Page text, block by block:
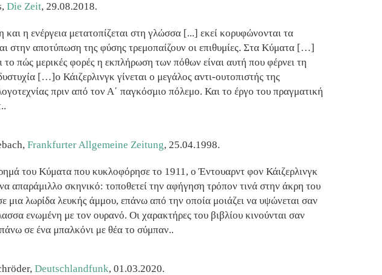
Die Zeit, 29.08.2018.
και η ενέργεια μετατοπίζεται στη γλώσσα [...] εκεί κορυφώνονται τα
στην αποτύπωση της φύσης τρεμοπαίζουν οι επιθυμίες. Στα Κύματα […]
το πώς μερικές φορές η εκπλήρωση των πόθων είναι αυτή που φέρνει τη
[…]ο Κάιζερλινγκ γίνεται ο μεγάλος αντι-ουτοπιστής της
πριν από τον Α΄ παγκόσμιο πόλεμο. Και το έργο του πραγματική
Frankfurter Allgemeine Zeitung, 25.04.1998.
του Κύματα που κυκλοφόρησε το 1911, ο Έντουαρντ φον Κάιζερλινγκ
απαράμιλλο σκηνικό: τοποθετεί την αφήγηση τρόπον τινά στην άκρη του
μια λωρίδα λευκής άμμου, επάνω από την οποία μοιάζει να υψώνεται σαν
ενωμένη με τον ουρανό. Οι χαρακτήρες του βιβλίου κινούνται σαν
σε ένα μπαλκόνι με θέα το σύμπαν..
Deutschlandfunk, 01.03.2020.